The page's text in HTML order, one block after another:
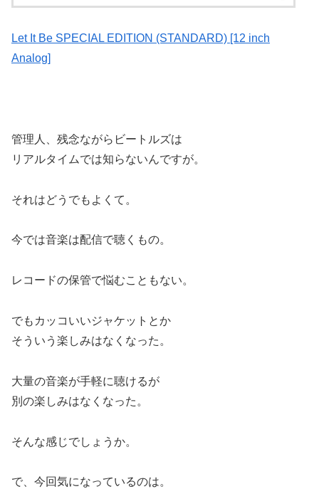
Let It Be SPECIAL EDITION (STANDARD) [12 inch
Analog]
管理人、残念ながらビートルズは
リアルタイムでは知らないんですが。
それはどうでもよくて。
今では音楽は配信で聴くもの。
レコードの保管で悩むこともない。
でもカッコいいジャケットとか
そういう楽しみはなくなった。
大量の音楽が手軽に聴けるが
別の楽しみはなくなった。
そんな感じでしょうか。
で、今回気になっているのは。